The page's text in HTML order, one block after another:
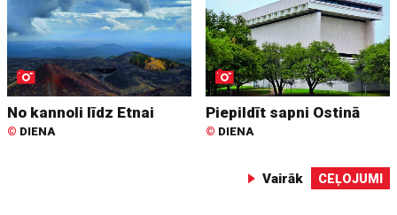
No kannoli līdz Etnai
© DIENA
Piepildīt sapni Ostinā
© DIENA
Vairāk CEĻOJUMI